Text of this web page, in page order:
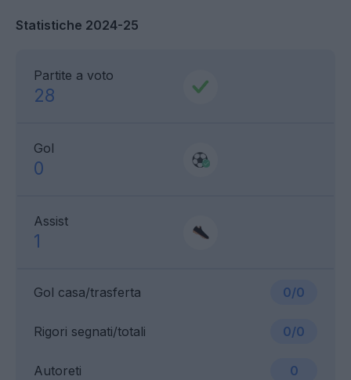
Statistiche 2024-25
Partite a voto
28
Gol
0
Assist
1
Gol casa/trasferta 0/0
Rigori segnati/totali 0/0
Autoreti 0